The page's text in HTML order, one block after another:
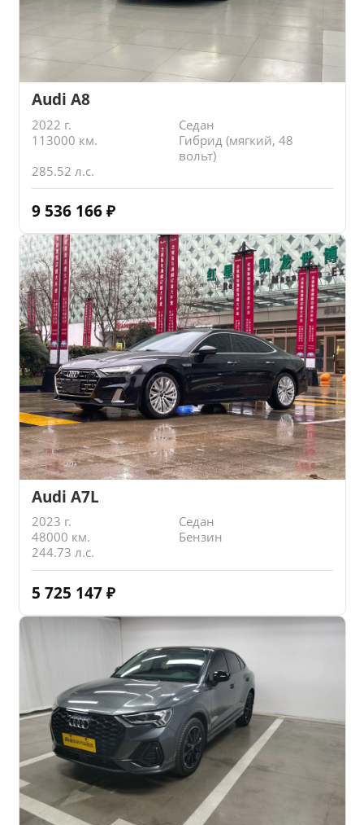
Audi A8
2022 г.
Седан
113000 км.
Гибрид (мягкий, 48
вольт)
285.52 л.с.
9 536 166 ₽
Audi A7L
2023 г.
Седан
48000 км.
Бензин
244.73 л.с.
5 725 147 ₽